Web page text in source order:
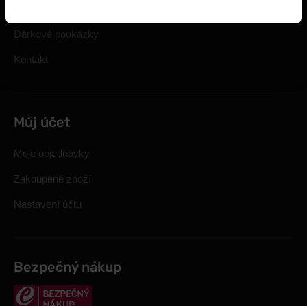
Dárkové poukázky
Kontakt
Můj účet
Moje objednávky
Zakoupené zboží
Nastavení účtu
Bezpečný nákup